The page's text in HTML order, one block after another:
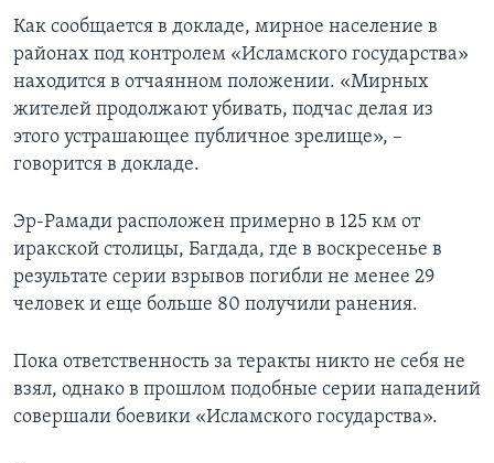
Как сообщается в докладе, мирное население в
районах под контролем «Исламского государства»
находится в отчаянном положении. «Мирных
жителей продолжают убивать, подчас делая из
этого устрашающее публичное зрелище», –
говорится в докладе.
Эр-Рамади расположен примерно в 125 км от
иракской столицы, Багдада, где в воскресенье в
результате серии взрывов погибли не менее 29
человек и еще больше 80 получили ранения.
Пока ответственность за теракты никто не себя не
взял, однако в прошлом подобные серии нападений
совершали боевики «Исламского государства».